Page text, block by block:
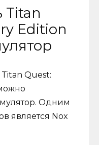
Titan
Edition
Titan Quest:
Одним
является Nox